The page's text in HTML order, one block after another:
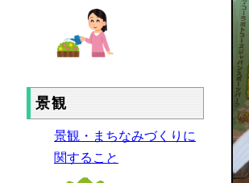
景観
景観・まちなみづくりに
関すること